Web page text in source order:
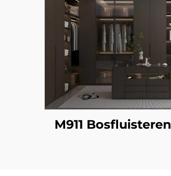
M911 Bosfluisteren